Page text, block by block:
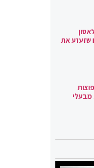
לאסון
שזעזע את
מבעלי